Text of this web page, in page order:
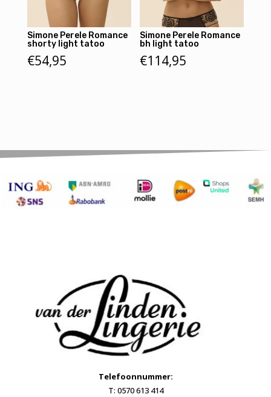
Simone Perele Romance
shorty light tatoo
€54,95
Simone Perele Romance
bh light tatoo
€114,95
Telefoonnummer:
T: 0570 613 414